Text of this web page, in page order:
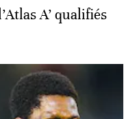
A’ qualifiés